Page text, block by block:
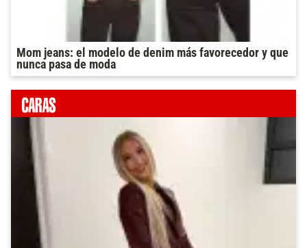
Mom jeans: el modelo de denim más favorecedor y que
nunca pasa de moda